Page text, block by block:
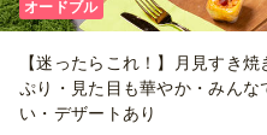
オードブル
【迷ったらこれ！】月見すき
ぷり・見た目も華やか・みん
い・デザートあり